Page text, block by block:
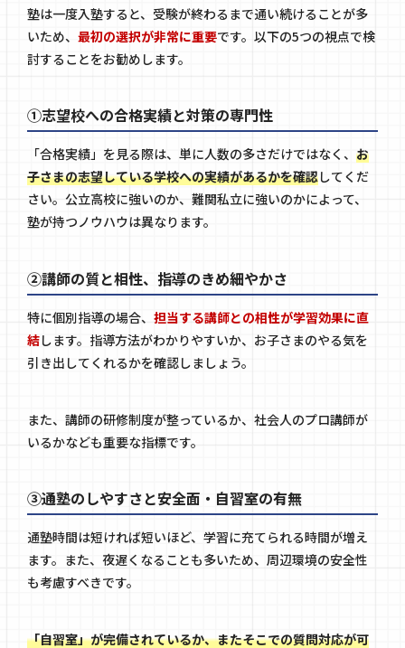
塾は一度入塾すると、受験が終わるまで通い続けることが多
いため、 最初の選択が非常に重要です。以下の5つの視点で検
討することをお勧めします。
①志望校への合格実績と対策の専門性
「合格実績」を見る際は、単に人数の多さだけではなく、 お
子さまの志望している学校への実績があるかを確認してくだ
さい。公立高校に強いのか、難関私立に強いのかによって、
塾が持つノウハウは異なります。
②講師の質と相性、指導のきめ細やかさ
特に個別指導の場合、 担当する講師との相性が学習効果に直
結します。指導方法がわかりやすいか、お子さまのやる気を
引き出してくれるかを確認しましょう。
また、講師の研修制度が整っているか、社会人のプロ講師が
いるかなども重要な指標です。
③通塾のしやすさと安全面・自習室の有無
通塾時間は短ければ短いほど、学習に充てられる時間が増え
ます。また、夜遅くなることも多いため、周辺環境の安全性
も考慮すべきです。
「自習室」が完備されているか、またそこでの質問対応が可